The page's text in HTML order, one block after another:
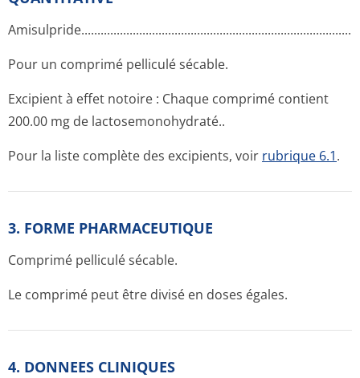
Pour un comprimé pelliculé sécable.
Excipient à effet notoire : Chaque comprimé contient
200.00 mg de lactosemonohy­draté..
Pour la liste complète des excipients, voir rubrique 6.1.
3. FORME PHARMACEUTIQUE
Comprimé pelliculé sécable.
Le comprimé peut être divisé en doses égales.
4. DONNEES CLINIQUES